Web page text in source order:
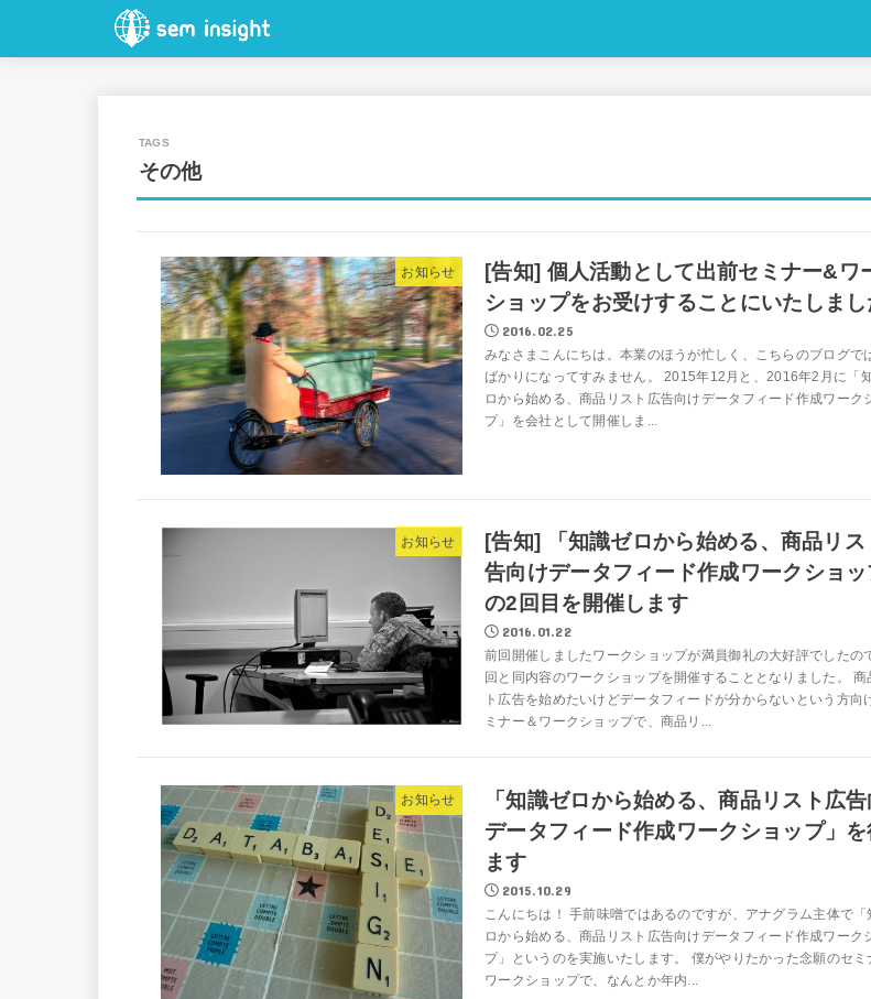
その他
お知らせ
[告知] 個人活動として出前セミナー&ワ
ショップをお受けすることにいたしまし
2016.02.25
みなさまこんにちは。本業のほうが忙しく、こちらのブログで
ばかりになってすみません。 2015年12月と、2016年2月に「
ロから始める、商品リスト広告向けデータフィード作成ワーク
プ」を会社として開催しま...
お知らせ
[告知] 「知識ゼロから始める、商品リス
告向けデータフィード作成ワークショッ
の2回目を開催します
2016.01.22
前回開催しましたワークショップが満員御礼の大好評でしたの
回と同内容のワークショップを開催することとなりました。 商
ト広告を始めたいけどデータフィードが分からないという方向
ミナー＆ワークショップで、商品リ...
お知らせ
「知識ゼロから始める、商品リスト広
データフィード作成ワークショップ」
ます
2015.10.29
こんにちは！ 手前味噌ではあるのですが、アナグラム主体で「
ロから始める、商品リスト広告向けデータフィード作成ワーク
プ」というのを実施いたします。 僕がやりたかった念願のセミ
ワークショップで、なんとか年内...